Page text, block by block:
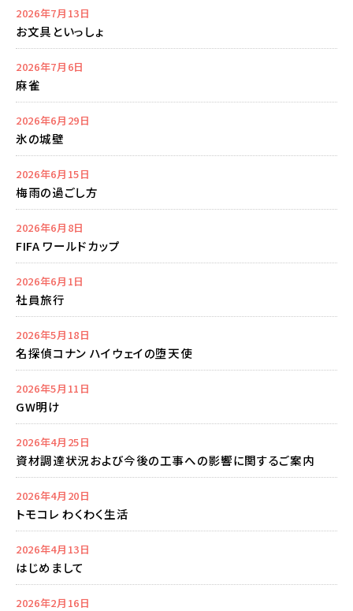
2026年7月13日
お文具といっしょ
2026年7月6日
麻雀
2026年6月29日
氷の城壁
2026年6月15日
梅雨の過ごし方
2026年6月8日
FIFA ワールドカップ
2026年6月1日
社員旅行
2026年5月18日
名探偵コナン ハイウェイの堕天使
2026年5月11日
GW明け
2026年4月25日
資材調達状況および今後の工事への影響に関するご案内
2026年4月20日
トモコレ わくわく生活
2026年4月13日
はじめまして
2026年2月16日